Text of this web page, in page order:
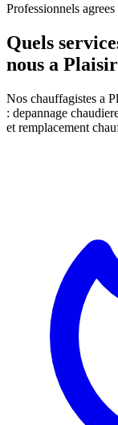
Professionnels
Quels
nous a
Nos chauffagistes a
: depannage
et remplacement